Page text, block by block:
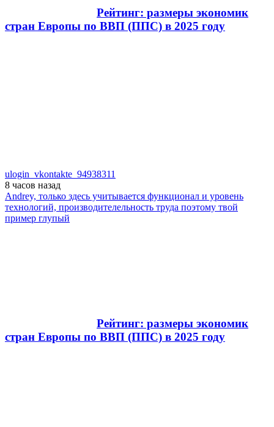
Рейтинг: размеры экономик
стран Европы по ВВП (ППС) в 2025 году
ulogin_vkontakte_94938311
8 часов назад
Andrey, только здесь учитывается функционал и уровень
технологий, производителельность труда поэтому твой
пример глупый
Рейтинг: размеры экономик
стран Европы по ВВП (ППС) в 2025 году